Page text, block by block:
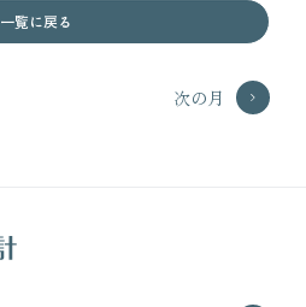
一覧に戻る
次の月